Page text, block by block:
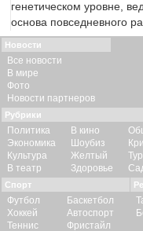
генетическом уровне,
основа повседневного
Новости
Все новости
В мире
Фото
Новости партнеров
Рубрики
Политика
Экономика
Культура
В театр
В кино
Шоубиз
Желтый
Здоровье
Спорт
Футбол
Хоккей
Теннис
Баскетбол
Автоспорт
Фристайл